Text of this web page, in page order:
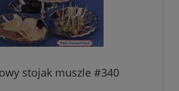
stojak muszle #340